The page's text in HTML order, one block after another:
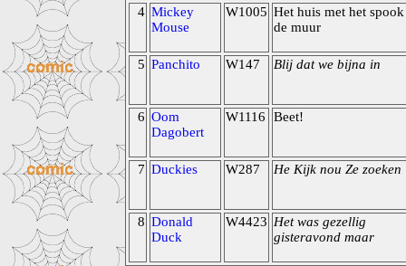
4 Mickey
Mouse
W1005 Het huis met het
de muur
5 Panchito W147 Blij dat we bijna in
6 Oom
Dagobert
W1116 Beet!
7 Duckies W287 He Kijk nou Ze zoeken
8 Donald
Duck
W4423 Het was gezellig
gisteravond maar